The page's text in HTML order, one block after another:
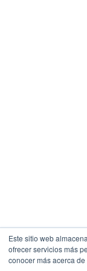
Este sitio web
ofrecer servicios más
conocer más acerca